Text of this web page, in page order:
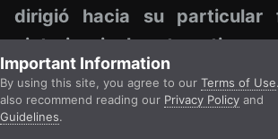
dirigió hacia su particular
victoria e incluso tuvo
Important Information
By using this site, you agree to our Terms of Use
also recommend reading our Privacy Policy and
Guidelines.
Forums